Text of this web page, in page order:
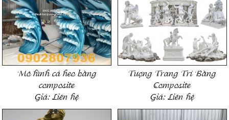
Mô hình cá heo bằng
composite
Giá:Liên hệ
Tượng Trang Trí Bằng
Composite
Giá:Liên hệ